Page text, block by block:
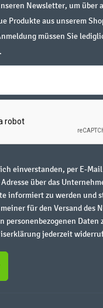
Newsletter, um über
Produkte aus unserem
müssen Sie
einverstanden, per E-
über das
informiert zu werden und
für den Versand des
personenbezogenen Daten
jederzeit